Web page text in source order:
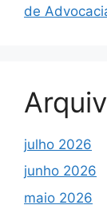
de
julho 2026
junho 2026
maio 2026